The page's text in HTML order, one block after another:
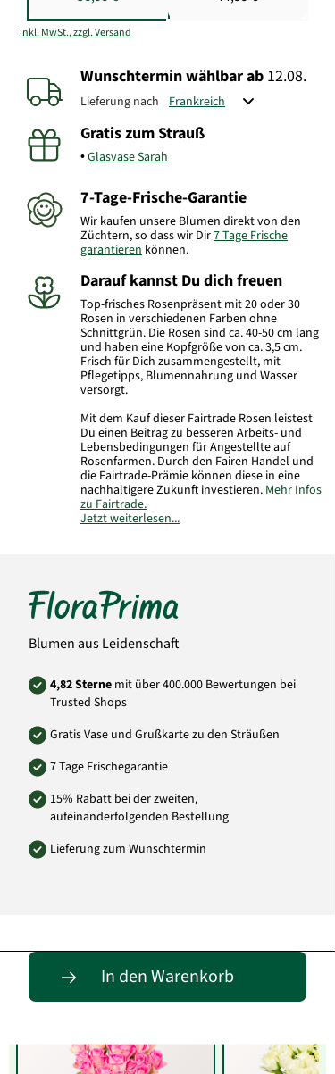
inkl. MwSt., zzgl. Versand
Wunschtermin wählbarab 12.08.
Lieferung nach
Gratis zum Strauß
Glasvase Sarah
7-Tage-Frische-Garantie
Wir kaufen unsere Blumen direkt von den
Züchtern, so dass wir Dir7 Tage Frische
garantieren können.
Darauf kannst Du dich freuen
Top-frisches Rosenpräsent mit 20 oder 30
Rosen in verschiedenen Farben ohne
Schnittgrün. Die Rosen sind ca. 40-50 cm lang
und haben eine Kopfgröße von ca. 3,5 cm.
Frisch für Dich zusammengestellt, mit
Pflegetipps, Blumennahrung und Wasser
versorgt.
Mit dem Kauf dieser Fairtrade Rosen leistest
Du einen Beitrag zu besseren Arbeits- und
Lebensbedingungen für Angestellte auf
Rosenfarmen. Durch den Fairen Handel und
die Fairtrade-Prämie können diese in eine
nachhaltigere Zukunft investieren. Mehr Infos
zu Fairtrade.
info@floraprima.de
Art.-Nr.:2127
Jetzt weiterlesen...
Blumen aus Leidenschaft
4,82 Sterne mit über 400.000 Bewertungen bei
Trusted Shops
Gratis Vase und Grußkarte zu den Sträußen
7 Tage Frischegarantie
15% Rabatt bei der zweiten,
aufeinanderfolgenden Bestellung
Lieferung zum Wunschtermin
In den Warenkorb
Entdecke passende Alternativen